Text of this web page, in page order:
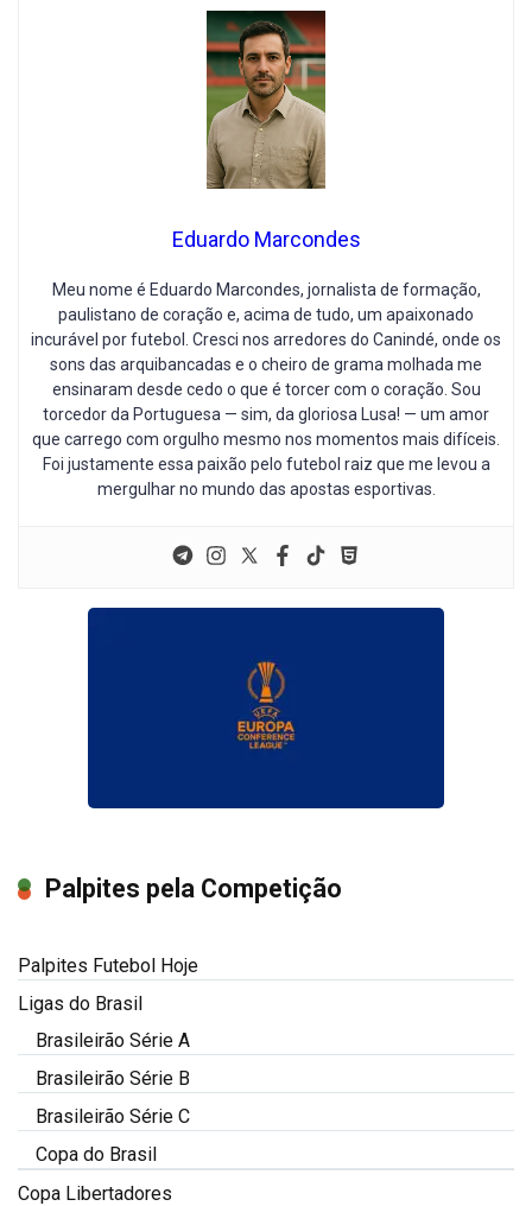
Eduardo Marcondes
Meu nome é Eduardo Marcondes, jornalista de formação,
paulistano de coração e, acima de tudo, um apaixonado
incurável por futebol. Cresci nos arredores do Canindé, onde os
sons das arquibancadas e o cheiro de grama molhada me
ensinaram desde cedo o que é torcer com o coração. Sou
torcedor da Portuguesa — sim, da gloriosa Lusa! — um amor
que carrego com orgulho mesmo nos momentos mais difíceis.
Foi justamente essa paixão pelo futebol raiz que me levou a
mergulhar no mundo das apostas esportivas.
Palpites pela Competição
Palpites Futebol Hoje
Ligas do Brasil
Brasileirão Série A
Brasileirão Série B
Brasileirão Série C
Copa do Brasil
Copa Libertadores